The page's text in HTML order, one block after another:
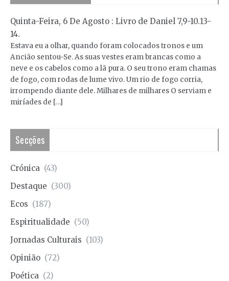
Quinta-Feira, 6 De Agosto : Livro de Daniel 7,9-10.13-
14.
Estava eu a olhar, quando foram colocados tronos e um
Ancião sentou-Se. As suas vestes eram brancas como a
neve e os cabelos como a lã pura. O seu trono eram chamas
de fogo, com rodas de lume vivo. Um rio de fogo corria,
irrompendo diante dele. Milhares de milhares O serviam e
miríades de […]
Secções
Crónica (43)
Destaque (300)
Ecos (187)
Espiritualidade (50)
Jornadas Culturais (103)
Opinião (72)
Poética (2)